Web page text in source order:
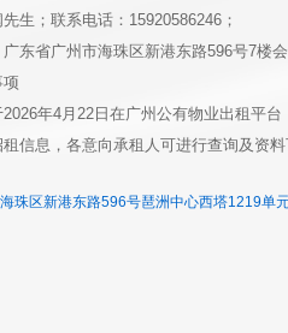
生；联系电话：15920586246；
东省广州市海珠区新港东路596号7楼会
项
年4月22日在广州公有物业出租平
信息，各意向承租人可进行查询及资料
珠区新港东路596号琶洲中心西塔1219单